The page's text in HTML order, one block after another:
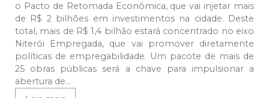
o Pacto de Retomada Econômica, que vai injetar mais
de R$ 2 bilhões em investimentos na cidade. Deste
total, mais de R$ 1,4 bilhão estará concentrado no eixo
Niterói Empregada, que vai promover diretamente
políticas de empregabilidade. Um pacote de mais de
25 obras públicas será a chave para impulsionar a
abertura de...